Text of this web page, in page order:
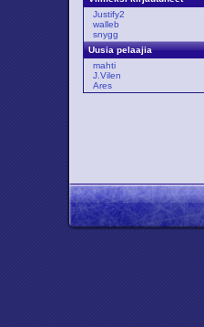
Justify2
walleb
snygg
Uusia pelaajia
mahti
J.Vilen
Ares